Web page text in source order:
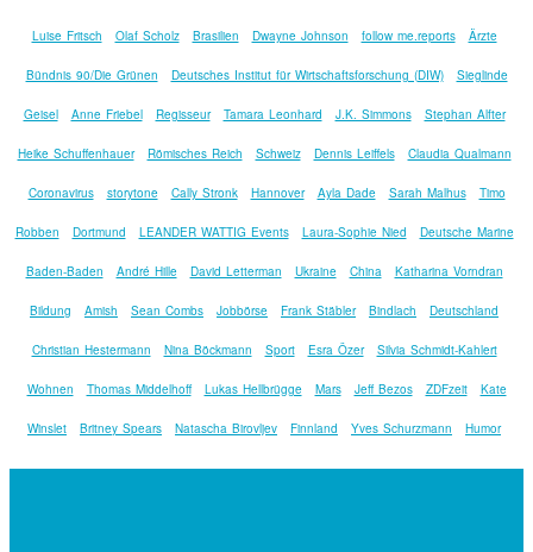
Luise Fritsch Olaf Scholz Brasilien Dwayne Johnson follow me.reports Ärzte
Bündnis 90/Die Grünen Deutsches Institut für Wirtschaftsforschung (DIW) Sieglinde
Geisel Anne Friebel Regisseur Tamara Leonhard J.K. Simmons Stephan Alfter
Heike Schuffenhauer Römisches Reich Schweiz Dennis Leiffels Claudia Qualmann
Coronavirus storytone Cally Stronk Hannover Ayla Dade Sarah Malhus Timo
Robben Dortmund LEANDER WATTIG Events Laura-Sophie Nied Deutsche Marine
Baden-Baden André Hille David Letterman Ukraine China Katharina Vorndran
Bildung Amish Sean Combs Jobbörse Frank Stäbler Bindlach Deutschland
Christian Hestermann Nina Böckmann Sport Esra Özer Silvia Schmidt-Kahlert
Wohnen Thomas Middelhoff Lukas Hellbrügge Mars Jeff Bezos ZDFzeit Kate
Winslet Britney Spears Natascha Birovljev Finnland Yves Schurzmann Humor